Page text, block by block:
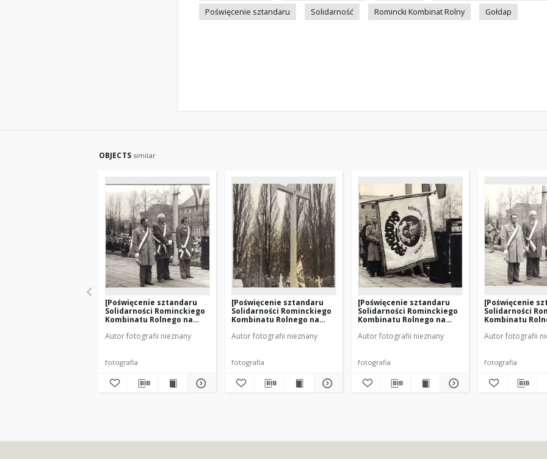
Poświęcenie sztandaru
Solidarność Romincki Kombinat Rolny Gołdap
OBJECTS similar
[Poświęcenie sztandaru
Solidarności Rominckiego
Kombinatu Rolnego na
Gołdapi. 26.04.1981 r. 6]
Autor fotografii nieznany
fotografia
[Poświęcenie sztandaru
Solidarności Rominckiego
Kombinatu Rolnego na
Gołdapi. 26.04.1981 r. 9]
Autor fotografii nieznany
fotografia
[Poświęcenie sztandaru
Solidarności Rominckiego
Kombinatu Rolnego na
Gołdapi. 26.04.1981 r. 10]
Autor fotografii nieznany
fotografia
[Poświęcenie
Solidarności
Kombinatu
Gołdapi.
Autor fotografii
fotografia